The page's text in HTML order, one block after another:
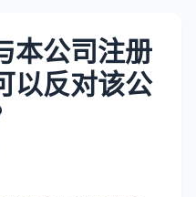
本公司注册
以反对该公